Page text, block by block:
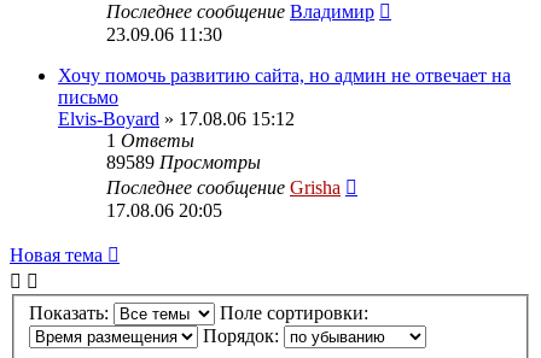
Последнее сообщение Владимир
23.09.06 11:30
Хочу помочь развитию сайта, но админ не отвечает на
письмо
Elvis-Boyard » 17.08.06 15:12
1 Ответы
89589 Просмотры
Последнее сообщение Grisha
17.08.06 20:05
Новая тема
Показать:
Поле сортировки:
Порядок: